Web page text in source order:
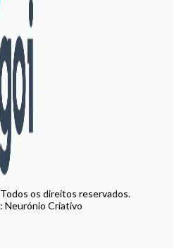
os direitos reservados.
Neurónio Criativo